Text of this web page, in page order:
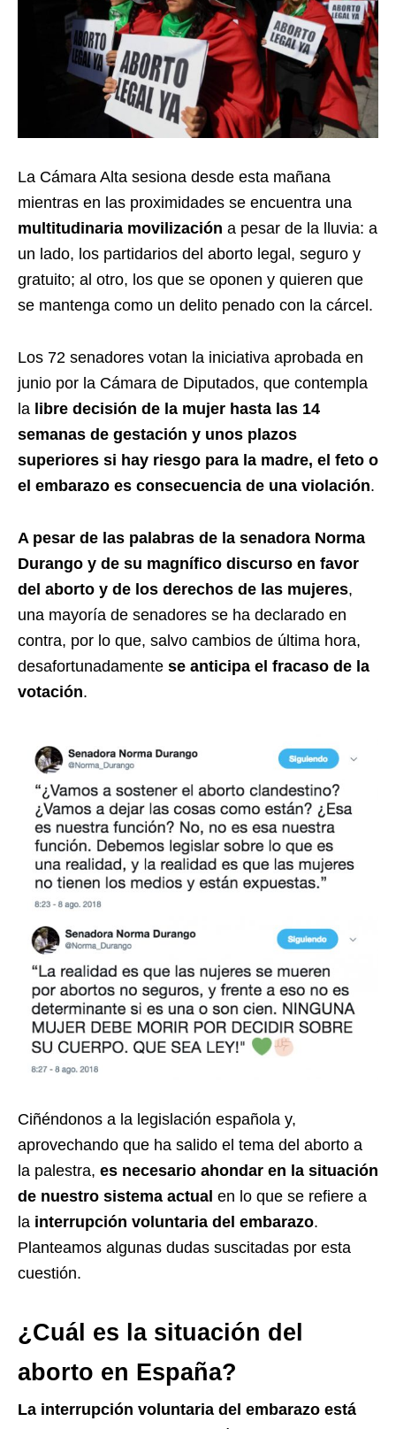
La Cámara Alta sesiona desde esta mañana
mientras en las proximidades se encuentra una
multitudinaria movilización a pesar de la lluvia: a
un lado, los partidarios del aborto legal, seguro y
gratuito; al otro, los que se oponen y quieren que
se mantenga como un delito penado con la cárcel.
Los 72 senadores votan la iniciativa aprobada en
junio por la Cámara de Diputados, que contempla
la libre decisión de la mujer hasta las 14
semanas de gestación y unos plazos
superiores si hay riesgo para la madre, el feto o
el embarazo es consecuencia de una violación.
A pesar de las palabras de la senadora Norma
Durango y de su magnífico discurso en favor
del aborto y de los derechos de las mujeres,
una mayoría de senadores se ha declarado en
contra, por lo que, salvo cambios de última hora,
desafortunadamente se anticipa el fracaso de la
votación.
Ciñéndonos a la legislación española y,
aprovechando que ha salido el tema del aborto a
la palestra, es necesario ahondar en la situación
de nuestro sistema actual en lo que se refiere a
la interrupción voluntaria del embarazo.
Planteamos algunas dudas suscitadas por esta
cuestión.
¿Cuál es la situación del
aborto en España?
La interrupción voluntaria del embarazo está